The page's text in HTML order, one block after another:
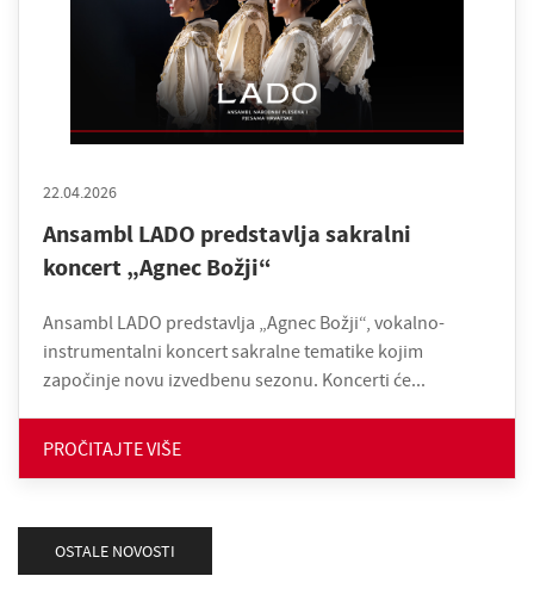
22.04.2026
Ansambl LADO predstavlja sakralni
koncert „Agnec Božji“
Ansambl LADO predstavlja „Agnec Božji“, vokalno-
instrumentalni koncert sakralne tematike kojim
započinje novu izvedbenu sezonu. Koncerti će...
PROČITAJTE VIŠE
OSTALE NOVOSTI